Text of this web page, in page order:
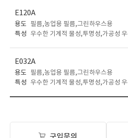
E120A
용도 필름,농업용 필름,그린하우스용
특성 우수한 기계적 물성,투명성,가공성
E032A
용도 필름,농업용 필름,그린하우스용
특성 우수한 기계적 물성,투명성,가공성